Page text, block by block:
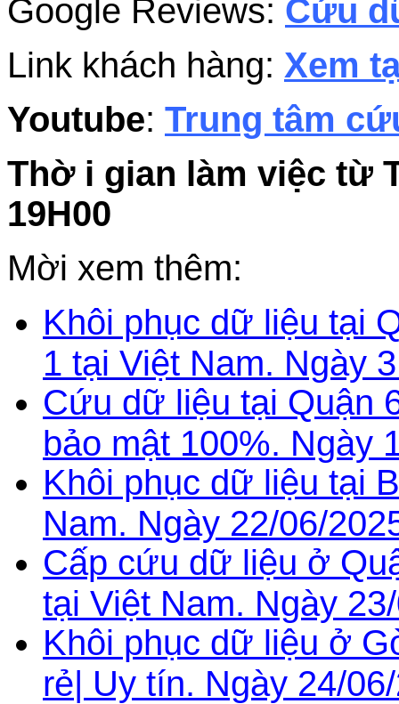
Google Reviews: Cứu
Link khách hàng: Xem
Youtube: Trung tâm
Thờ i gian làm việc từ
19H00
Mời xem thêm:
Khôi phục dữ liệu tại
1 tại Việt Nam. Ngày
Cứu dữ liệu tại Quận
bảo mật 100%. Ngày
Khôi phục dữ liệu tại
Nam. Ngày 22/06/
Cấp cứu dữ liệu ở
tại Việt Nam. Ngày
Khôi phục dữ liệu ở
rẻ| Uy tín. Ngày 24/